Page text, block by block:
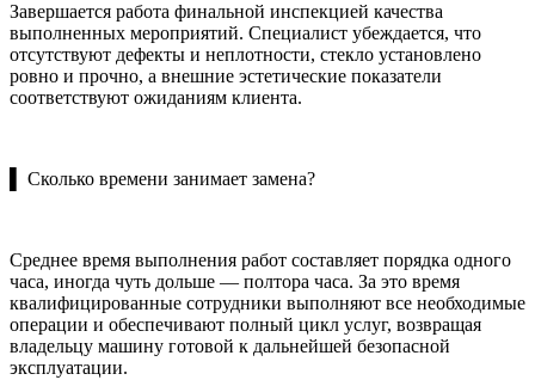
Завершается работа финальной инспекцией качества
выполненных мероприятий. Специалист убеждается, что
отсутствуют дефекты и неплотности, стекло установлено
ровно и прочно, а внешние эстетические показатели
соответствуют ожиданиям клиента.
▌ Сколько времени занимает замена?
Среднее время выполнения работ составляет порядка одного
часа, иногда чуть дольше — полтора часа. За это время
квалифицированные сотрудники выполняют все необходимые
операции и обеспечивают полный цикл услуг, возвращая
владельцу машину готовой к дальнейшей безопасной
эксплуатации.